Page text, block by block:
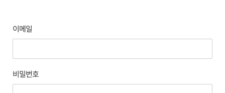
이메일
비밀번호